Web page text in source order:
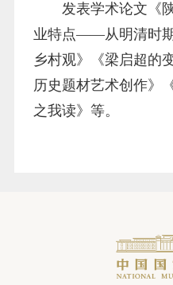
发表学术论文 《
业特点——从明清时
乡村观》《梁启超的
历史题材艺术创作》
之我读》 等。